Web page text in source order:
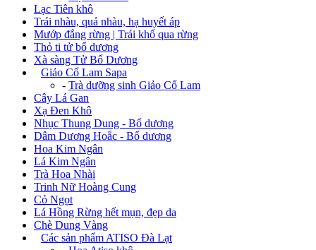
Lạc Tiên khô
Trái nhàu, quả nhàu, hạ huyết áp
Mướp đắng rừng | Trái khổ qua rừng
Thỏ ti tử bổ dương
Xà sàng Tử Bổ Dương
Giảo Cổ Lam Sapa
- Trà dưỡng sinh Giảo Cổ Lam
Cây Lá Gan
Xạ Đen Khô
Nhục Thung Dung - Bổ dương
Dâm Dương Hoắc - Bổ dương
Hoa Kim Ngân
Lá Kim Ngân
Trà Hoa Nhài
Trinh Nữ Hoàng Cung
Cỏ Ngọt
Lá Hồng Rừng hết mụn, đẹp da
Chè Dung Vàng
Các sản phẩm ATISO Đà Lạt